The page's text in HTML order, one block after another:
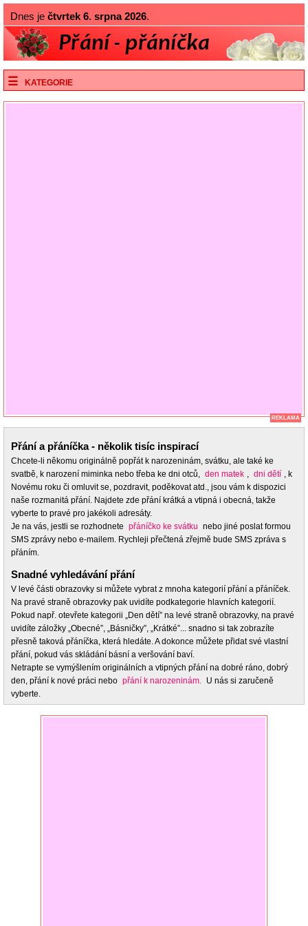
Dnes je čtvrtek 6. srpna 2026.
KATEGORIE
REKLAMA
Přání a přáníčka - několik tisíc inspirací
Chcete-li někomu originálně popřát k narozeninám, svátku, ale také ke
svatbě, k narození miminka nebo třeba ke dni otců, den matek , dni dětí , k
Novému roku či omluvit se, pozdravit, poděkovat atd., jsou vám k dispozici
naše rozmanitá přání. Najdete zde přání krátká a vtipná i obecná, takže
vyberte to pravé pro jakékoli adresáty.
Je na vás, jestli se rozhodnete přáníčko ke svátku nebo jiné poslat formou
SMS zprávy nebo e-mailem. Rychleji přečtená zřejmě bude SMS zpráva s
přáním.
Snadné vyhledávání přání
V levé části obrazovky si můžete vybrat z mnoha kategorií přání a přáníček.
Na pravé straně obrazovky pak uvidíte podkategorie hlavních kategorií.
Pokud např. otevřete kategorii „Den dětí” na levé straně obrazovky, na pravé
uvidíte záložky „Obecné”, „Básničky”, „Krátké”... snadno si tak zobrazíte
přesně taková přáníčka, která hledáte. A dokonce můžete přidat své vlastní
přání, pokud vás skládání básní a veršování baví.
Netrapte se vymýšlením originálních a vtipných přání na dobré ráno, dobrý
den, přání k nové práci nebo přání k narozeninám. U nás si zaručeně
vyberte.